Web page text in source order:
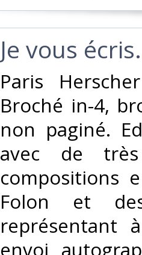
‎Je vous écris.‎
‎Paris
Broché in-4,
non paginé.
avec de très
compositions
Folon et
représentant
envoi